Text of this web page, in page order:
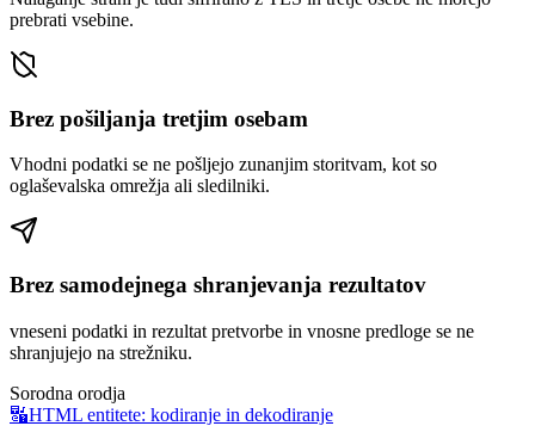
prebrati vsebine.
Brez pošiljanja tretjim osebam
Vhodni podatki se ne pošljejo zunanjim storitvam, kot so
oglaševalska omrežja ali sledilniki.
Brez samodejnega shranjevanja rezultatov
vneseni podatki in rezultat pretvorbe in vnosne predloge se ne
shranjujejo na strežniku.
Sorodna orodja
🔣HTML entitete: kodiranje in dekodiranje